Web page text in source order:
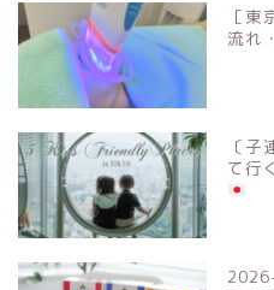
［
流れ
〔
て行